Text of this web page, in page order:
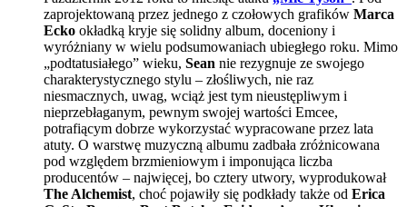
zaprojektowaną przez jednego z czołowych grafików Marca
Ecko okładką kryje się solidny album, doceniony i
wyróżniany w wielu podsumowaniach ubiegłego roku. Mimo
„podtatusiałego” wieku, Sean nie rezygnuje ze swojego
charakterystycznego stylu – złośliwych, nie raz
niesmacznych, uwag, wciąż jest tym nieustępliwym i
nieprzebłaganym, pewnym swojej wartości Emcee,
potrafiącym dobrze wykorzystać wypracowane przez lata
atuty. O warstwę muzyczną albumu zadbała zróżnicowana
pod względem brzmieniowym i imponująca liczba
producentów – najwięcej, bo cztery utwory, wyprodukował
The Alchemist, choć pojawiły się podkłady także od Erica